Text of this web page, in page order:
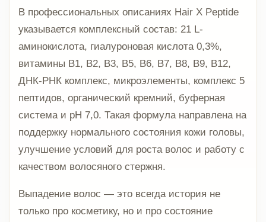
В профессиональных описаниях Hair X Peptide
указывается комплексный состав: 21 L-
аминокислота, гиалуроновая кислота 0,3%,
витамины B1, B2, B3, B5, B6, B7, B8, B9, B12,
ДНК-РНК комплекс, микроэлементы, комплекс 5
пептидов, органический кремний, буферная
система и pH 7,0. Такая формула направлена на
поддержку нормального состояния кожи головы,
улучшение условий для роста волос и работу с
качеством волосяного стержня.
Выпадение волос — это всегда история не
только про косметику, но и про состояние